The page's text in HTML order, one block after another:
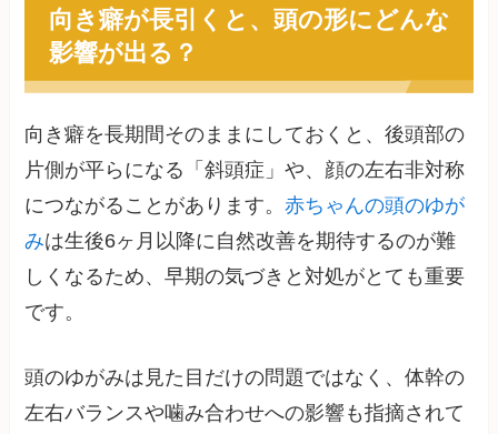
向き癖が長引くと、頭の形にどんな
影響が出る？
向き癖を長期間そのままにしておくと、後頭部の
片側が平らになる「斜頭症」や、顔の左右非対称
につながることがあります。赤ちゃんの頭のゆが
みは生後6ヶ月以降に自然改善を期待するのが難
しくなるため、早期の気づきと対処がとても重要
です。
頭のゆがみは見た目だけの問題ではなく、体幹の
左右バランスや噛み合わせへの影響も指摘されて